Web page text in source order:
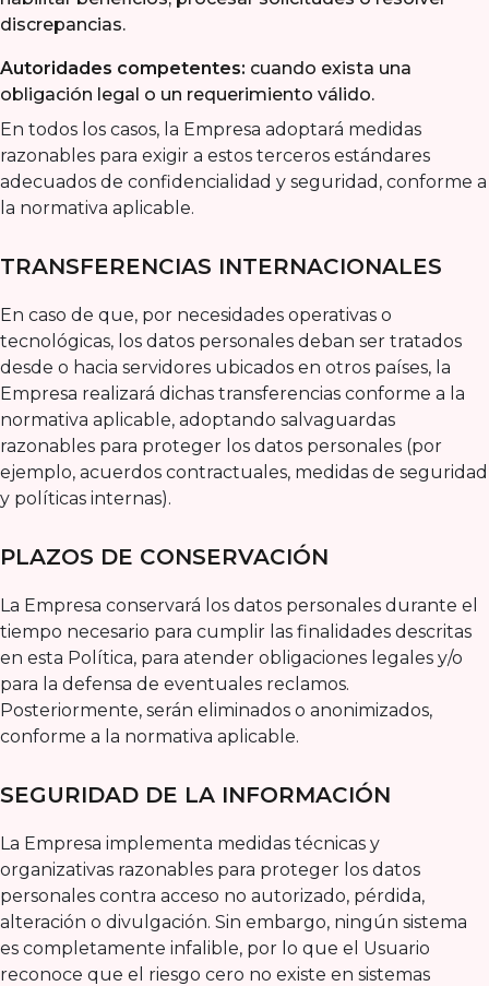
discrepancias.
Autoridades competentes: cuando exista una
obligación legal o un requerimiento válido.
En todos los casos, la Empresa adoptará medidas
razonables para exigir a estos terceros estándares
adecuados de confidencialidad y seguridad, conforme a
la normativa aplicable.
TRANSFERENCIAS INTERNACIONALES
En caso de que, por necesidades operativas o
tecnológicas, los datos personales deban ser tratados
desde o hacia servidores ubicados en otros países, la
Empresa realizará dichas transferencias conforme a la
normativa aplicable, adoptando salvaguardas
razonables para proteger los datos personales (por
ejemplo, acuerdos contractuales, medidas de seguridad
y políticas internas).
PLAZOS DE CONSERVACIÓN
La Empresa conservará los datos personales durante el
tiempo necesario para cumplir las finalidades descritas
en esta Política, para atender obligaciones legales y/o
para la defensa de eventuales reclamos.
Posteriormente, serán eliminados o anonimizados,
conforme a la normativa aplicable.
SEGURIDAD DE LA INFORMACIÓN
La Empresa implementa medidas técnicas y
organizativas razonables para proteger los datos
personales contra acceso no autorizado, pérdida,
alteración o divulgación. Sin embargo, ningún sistema
es completamente infalible, por lo que el Usuario
reconoce que el riesgo cero no existe en sistemas